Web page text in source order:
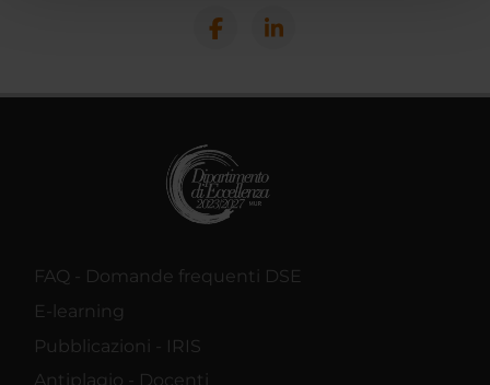
con altre informazioni che hai fornito loro o che hanno
FAQ - Domande frequenti DSE
E-learning
Pubblicazioni - IRIS
Antiplagio - Docenti